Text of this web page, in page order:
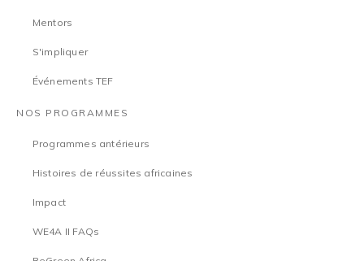
Mentors
S'impliquer
Événements TEF
NOS PROGRAMMES
Programmes antérieurs
Histoires de réussites africaines
Impact
WE4A II FAQs